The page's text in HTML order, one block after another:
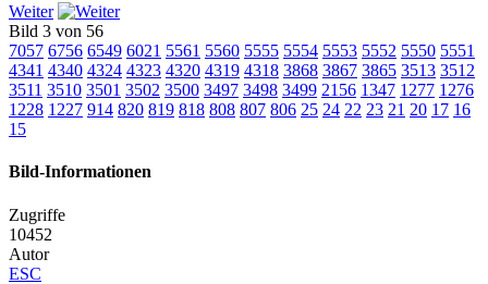
Weiter
Bild 3 von 56
7057 6756 6549 6021 5561 5560 5555 5554 5553 5552 5550 5551
4341 4340 4324 4323 4320 4319 4318 3868 3867 3865 3513 3512
3511 3510 3501 3502 3500 3497 3498 3499 2156 1347 1277 1276
1228 1227 914 820 819 818 808 807 806 25 24 22 23 21 20 17 16
15
Bild-Informationen
Zugriffe
10452
Autor
ESC